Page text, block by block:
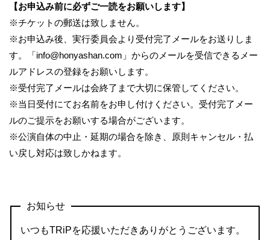
【お申込み前に必ずご一読をお願いします】
※チケットの郵送は致しません。
※お申込み後、実行委員会より受付完了メールをお送りしま
す。「info@honyashan.com」からのメールを受信できるメー
ルアドレスの登録をお願いします。
※受付完了メールは会終了まで大切に保管してください。
※当日受付にてお名前をお申し付けください。受付完了メー
ルのご提示をお願いする場合がございます。
※公演自体の中止・延期の場合を除き、原則キャンセル・払
い戻し対応は致しかねます。
お知らせ
いつもTRiPを応援いただきありがとうございます。